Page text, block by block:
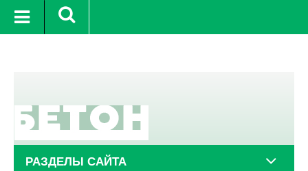
10 авг.
РАЗДЕЛЫ САЙТА